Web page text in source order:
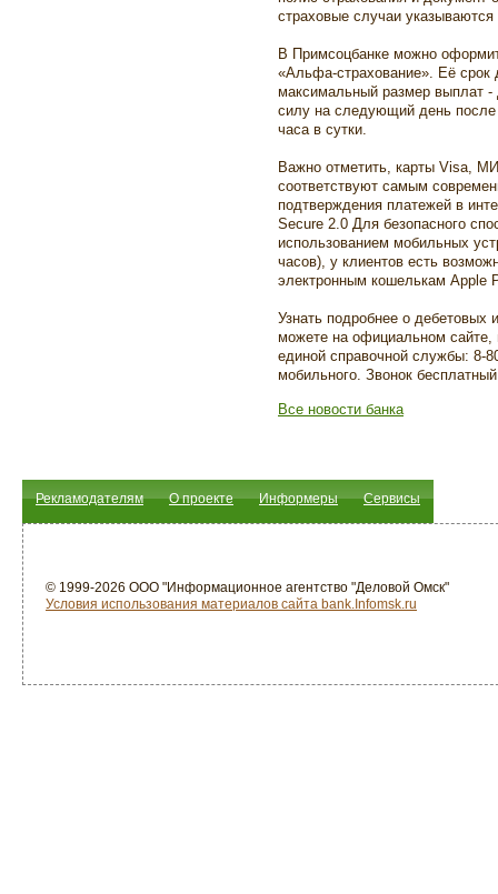
страховые случаи указываются
В Примсоцбанке можно
«Альфа-страхование». Её срок
максимальный размер выплат -
силу на следующий день
часа в сутки.
Важно отметить, карты Visa,
соответствуют самым
подтверждения платежей в
Secure 2.0 Для безопасного
использованием мобильных
часов), у клиентов есть
электронным кошелькам Apple
Узнать подробнее о дебетовых
можете на официальном
единой справочной службы: 8-
мобильного. Звонок
Все новости банка
Рекламодателям О проекте Информеры Сервисы
© 1999-2026 ООО "Информационное агентство "Деловой Омск"
Условия использования материалов сайта bank.Infomsk.ru